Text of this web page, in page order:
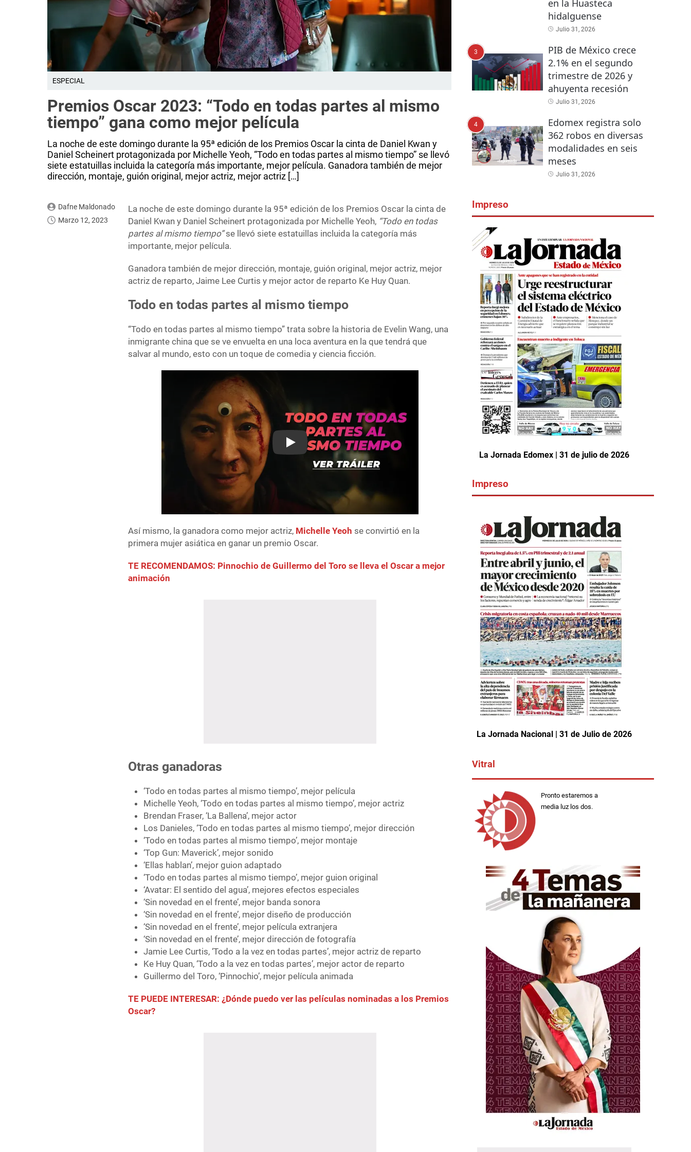
ESPECIAL
Premios Oscar 2023: “Todo en todas partes al mismo
tiempo” gana como mejor película
La noche de este domingo durante la 95ª edición de los Premios Oscar la cinta de Daniel Kwan y
Daniel Scheinert protagonizada por Michelle Yeoh, “Todo en todas partes al mismo tiempo” se llevó
siete estatuillas incluida la categoría más importante, mejor película. Ganadora también de mejor
dirección, montaje, guión original, mejor actriz, mejor actriz […]
Dafne Maldonado
Marzo 12, 2023
La noche de este domingo durante la 95ª edición de los Premios Oscar la cinta de
Daniel Kwan y Daniel Scheinert protagonizada por Michelle Yeoh, “Todo en todas
partes al mismo tiempo”se llevó siete estatuillas incluida la categoría más
importante, mejor película.
Ganadora también de mejor dirección, montaje, guión original, mejor actriz, mejor
actriz de reparto, Jaime Lee Curtis y mejor actor de reparto Ke Huy Quan.
Todo en todas partes al mismo tiempo
“Todo en todas partes al mismo tiempo” trata sobre la historia de Evelin Wang, una
inmigrante china que se ve envuelta en una loca aventura en la que tendrá que
salvar al mundo, esto con un toque de comedia y ciencia ficción.
Play
Así mismo, la ganadora como mejor actriz, Michelle Yeoh se convirtió en la
primera mujer asiática en ganar un premio Oscar.
TE RECOMENDAMOS: Pinnochio de Guillermo del Toro se lleva el Oscar a mejor
animación
Otras ganadoras
‘Todo en todas partes al mismo tiempo’, mejor película
Michelle Yeoh, ‘Todo en todas partes al mismo tiempo’, mejor actriz
Brendan Fraser, ‘La Ballena’, mejor actor
Los Danieles, ‘Todo en todas partes al mismo tiempo’, mejor dirección
‘Todo en todas partes al mismo tiempo’, mejor montaje
‘Top Gun: Maverick’, mejor sonido
‘Ellas hablan’, mejor guion adaptado
‘Todo en todas partes al mismo tiempo’, mejor guion original
‘Avatar: El sentido del agua’, mejores efectos especiales
‘Sin novedad en el frente’, mejor banda sonora
‘Sin novedad en el frente’, mejor diseño de producción
‘Sin novedad en el frente’, mejor película extranjera
‘Sin novedad en el frente’, mejor dirección de fotografía
Jamie Lee Curtis, ‘Todo a la vez en todas partes’, mejor actriz de reparto
Ke Huy Quan, ‘Todo a la vez en todas partes’, mejor actor de reparto
Guillermo del Toro, ‘Pinnochio’, mejor película animada
TE PUEDE INTERESAR: ¿Dónde puedo ver las películas nominadas a los Premios
Oscar?
en la Huasteca
hidalguense
Julio 31, 2026
3
PIB de México crece
2.1% en el segundo
trimestre de 2026 y
ahuyenta recesión
Julio 31, 2026
4
Edomex registra solo
362 robos en diversas
modalidades en seis
meses
Julio 31, 2026
Impreso
La Jornada Edomex | 31 de julio de 2026
Impreso
La Jornada Nacional | 31 de Julio de 2026
Vitral
Pronto estaremos a
media luz los dos.